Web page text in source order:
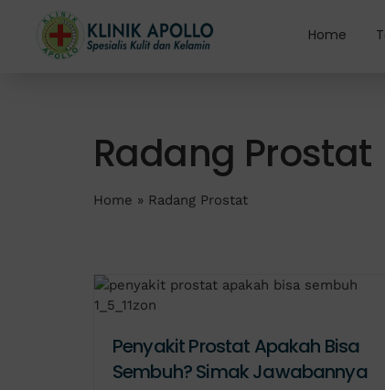
content
Home
Radang Prostat
Home » Radang Prostat
Penyakit Prostat Apakah Bisa
Sembuh? Simak Jawabannya